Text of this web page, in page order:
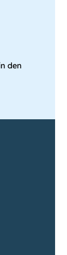
den